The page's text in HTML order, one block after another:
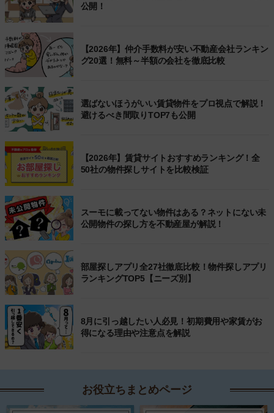
公開！
【2026年】仲介手数料が安い不動産会社ランキン
グ20選！無料～半額の会社を徹底比較
選ばないほうがいい賃貸物件をプロ視点で解説！
避けるべき間取りTOP7も公開
【2026年】賃貸サイトおすすめランキング！全
50社の物件探しサイトを比較検証
スーモに載ってない物件はある？ネットにない未
公開物件の探し方を不動産屋が解説！
部屋探しアプリ全27社徹底比較！物件探しアプリ
ランキングTOP5【ニーズ別】
8月に引っ越したい人必見！初期費用や家賃がお
得になる理由や注意点を解説
お役立ちまとめページ